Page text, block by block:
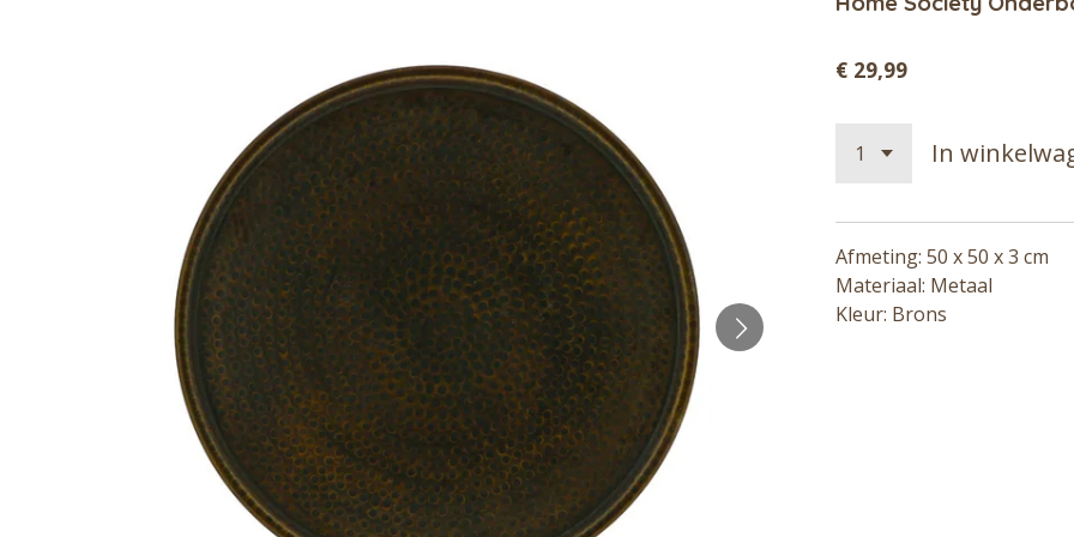
€ 29,99
In
Afmeting: 50 x 50 x 3 cm
Materiaal: Metaal
Kleur: Brons